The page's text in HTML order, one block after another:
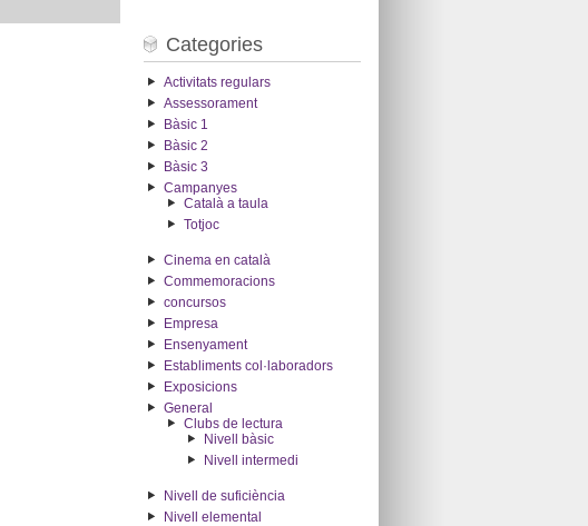
Categories
Activitats regulars
Assessorament
Bàsic 1
Bàsic 2
Bàsic 3
Campanyes
Català a taula
Totjoc
Cinema en català
Commemoracions
concursos
Empresa
Ensenyament
Establiments col·laboradors
Exposicions
General
Clubs de lectura
Nivell bàsic
Nivell intermedi
Nivell de suficiència
Nivell elemental